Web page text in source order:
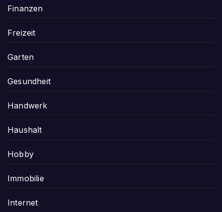
Finanzen
Freizeit
Garten
Gesundheit
Handwerk
Haushalt
Hobby
Immobilie
Internet